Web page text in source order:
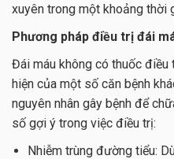
xuyên trong một khoảng thời
Phương pháp điều trị đái
Đái máu không có thuốc
hiện của một số căn bệnh
nguyên nhân gây bệnh để
số gợi ý trong việc điều trị:
Nhiễm trùng đường tiểu: